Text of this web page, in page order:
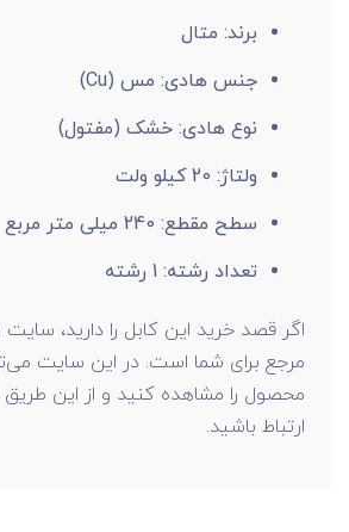
برند: متال
جنس هادی: مس (Cu)
نوع هادی: خشک (مفتول)
ولتاژ: 20 کیلو ولت
سطح مقطع: 240 میلی متر مربع
تعداد رشته: 1 رشته
اگر قصد خرید این کابل را دارید، سایت
مرجع برای شما است. در این سایت
محصول را مشاهده کنید و از این طریق
ارتباط باشید.